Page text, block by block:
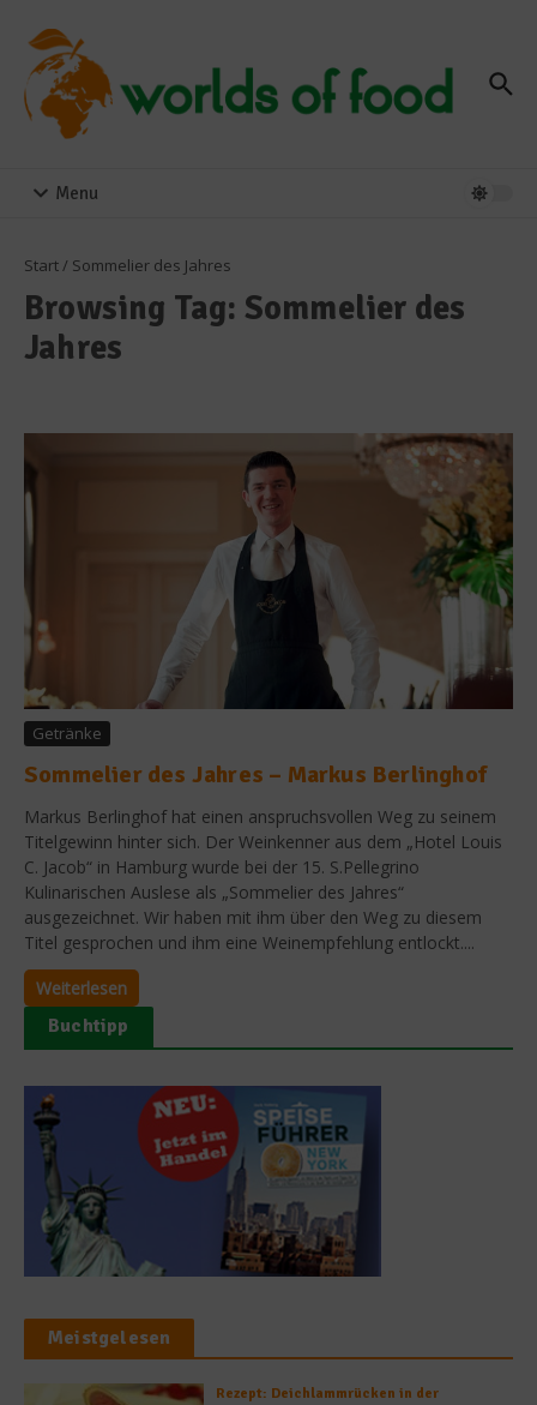
Menu
Start/ Sommelier des Jahres
Browsing Tag: Sommelier des
Jahres
Getränke
Sommelier des Jahres – Markus Berlinghof
Markus Berlinghof hat einen anspruchsvollen Weg zu seinem
Titelgewinn hinter sich. Der Weinkenner aus dem „Hotel Louis
C. Jacob“ in Hamburg wurde bei der 15. S.Pellegrino
Kulinarischen Auslese als „Sommelier des Jahres“
ausgezeichnet. Wir haben mit ihm über den Weg zu diesem
Titel gesprochen und ihm eine Weinempfehlung entlockt....
Weiterlesen
Buchtipp
Meistgelesen
Rezept: Deichlammrücken in der